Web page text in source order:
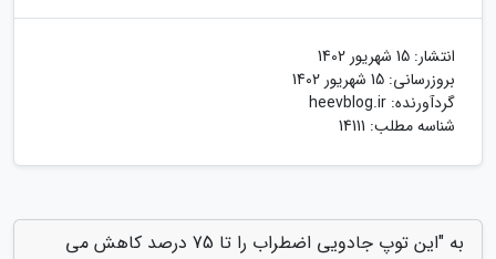
انتشار: 15 شهریور 1402
بروزرسانی: 15 شهریور 1402
گردآورنده: heevblog.ir
شناسه مطلب: 14111
به "این توپ جادویی اضطراب را تا 75 درصد کاهش می